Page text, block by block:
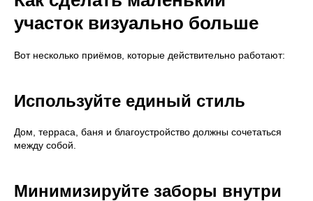
участок визуально больше
Вот несколько приёмов, которые действительно работают:
Используйте единый стиль
Дом, терраса, баня и благоустройство должны сочетаться
между собой.
Минимизируйте заборы внутри